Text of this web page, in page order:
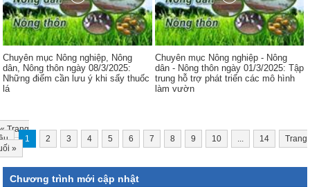
Chuyên mục Nông nghiệp, Nông
dân, Nông thôn ngày 08/3/2025:
Những điểm cần lưu ý khi sấy thuốc
lá
Chuyên mục Nông nghiệp - Nông
dân - Nông thôn ngày 01/3/2025: Tập
trung hỗ trợ phát triển các mô hình
làm vườn
«Trang
1 2 3 4 5 6 7 8 9 10 ... 14
Trang
»
Chương trình mới cập nhật